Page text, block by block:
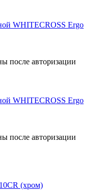
WHITECROSS Ergo
после авторизации
WHITECROSS Ergo
после авторизации
(хром)